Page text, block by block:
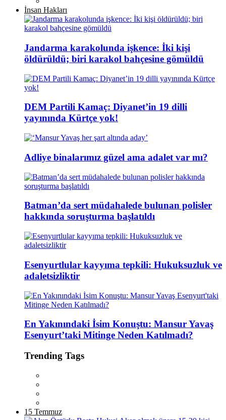
İnsan Hakları
Jandarma karakolunda işkence: İki kişi
öldürüldü; biri karakol bahçesine gömüldü
DEM Partili Kamaç: Diyanet’in 19 dilli
yayınında Kürtçe yok!
Adliye binalarımız güzel ama adalet var mı?
Batman’da sert müdahalede bulunan polisler
hakkında soruşturma başlatıldı
Esenyurtlular kayyıma tepkili: Hukuksuzluk ve
adaletsizliktir
En Yakınındaki İsim Konuştu: Mansur Yavaş
Esenyurt’taki Mitinge Neden Katılmadı?
Trending Tags
15 Temmuz